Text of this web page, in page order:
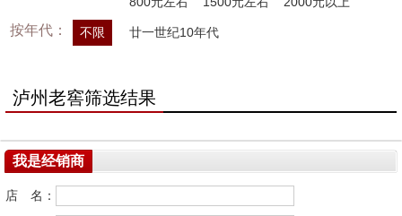
按年代： 不限 廿一世纪10年代
泸州老窖筛选结果
我是经销商
店 名：